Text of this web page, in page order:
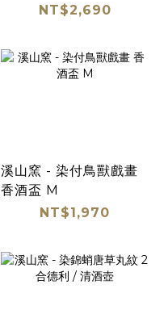
NT$2,690
溪山窯 - 染付鳥獸戲畫
香酒盃 M
NT$1,970